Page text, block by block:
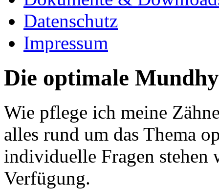
Datenschutz
Impressum
Die optimale
Wie pflege ich meine
alles rund um das Thema
individuelle Fragen stehen
Verfügung.